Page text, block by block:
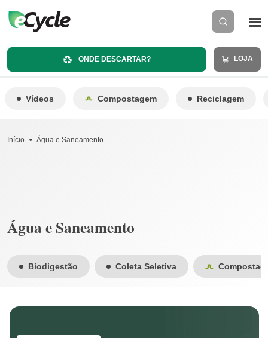
ONDE DESCARTAR? LOJA
Vídeos Compostagem Reciclagem
Início Água e Saneamento
Água e Saneamento
Biodigestão Coleta Seletiva